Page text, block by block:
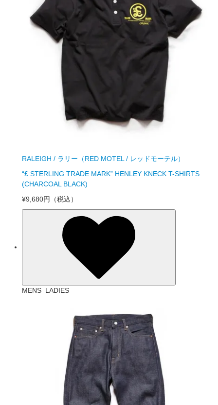
RALEIGH / ラリー（RED MOTEL / レッドモーテル）
“£ STERLING TRADE MARK” HENLEY KNECK T-SHIRTS
(CHARCOAL BLACK)
¥9,680円
（税込）
MENS_LADIES